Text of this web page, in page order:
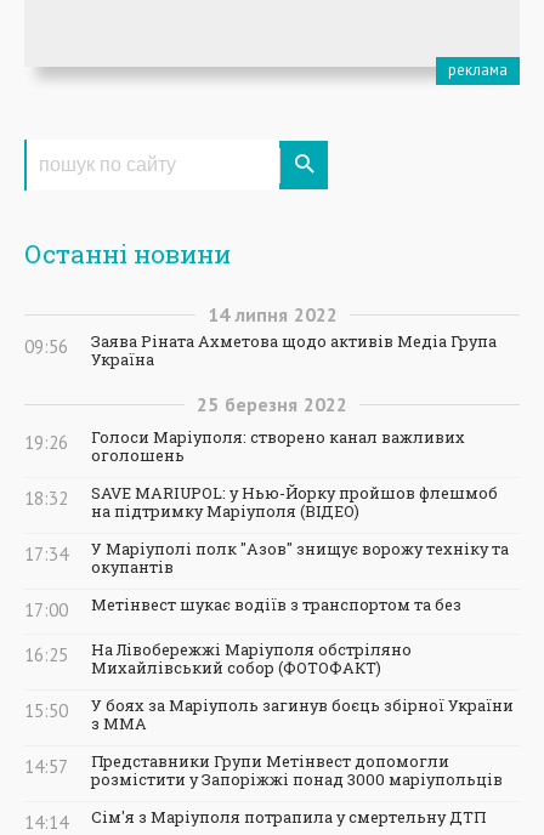
Останні новини
14 липня 2022
09:56
Заява Ріната Ахметова щодо активів Медіа Група
Україна
25 березня 2022
19:26
Голоси Маріуполя: створено канал важливих
оголошень
18:32
SAVE MARIUPOL: у Нью-Йорку пройшов флешмоб
на підтримку Маріуполя (ВІДЕО)
17:34
У Маріуполі полк "Азов" знищує ворожу техніку та
окупантів
17:00 Метінвест шукає водіїв з транспортом та без
16:25
На Лівобережжі Маріуполя обстріляно
Михайлівський собор (ФОТОФАКТ)
15:50
У боях за Маріуполь загинув боєць збірної України
з ММА
14:57
Представники Групи Метінвест допомогли
розмістити у Запоріжжі понад 3000 маріупольців
14:14 Сім'я з Маріуполя потрапила у смертельну ДТП